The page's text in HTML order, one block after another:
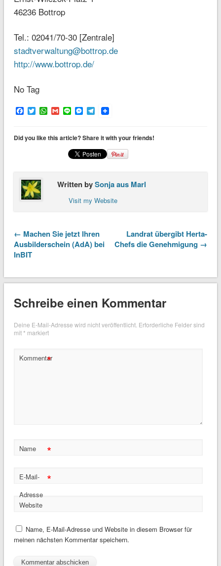
46236 Bottrop
Tel.: 02041/70-30 [Zentrale]
stadtverwaltung@bottrop.de
http://www.bottrop.de/
No Tag
Facebook
TwitterWhatsApp
Gmail
LineMessenger
Telegram
Did you like this article? Share it with your friends!
Written bySonja aus Marl
Visit my Website
← Machen Sie jetzt Ihren
Ausbilderschein (AdA) bei
InBIT
Landrat übergibt Herta-
Chefs die Genehmigung →
Schreibe einen Kommentar
Deine E-Mail-Adresse wird nicht veröffentlicht. Erforderliche Felder sind
mit* markiert
Kommentar
*
Name *
E-Mail-
Adresse
*
Website
Name, E-Mail-Adresse und Website in diesem Browser für
meinen nächsten Kommentar speichern.